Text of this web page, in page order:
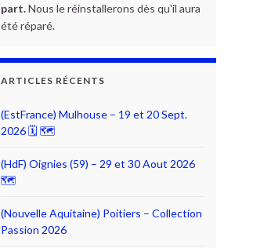
part.Nous le réinstallerons dès qu'il aura
été réparé.
ARTICLES RÉCENTS
(EstFrance) Mulhouse – 19 et 20 Sept.
2026 🗓 🗺
(HdF) Oignies (59) – 29 et 30 Aout 2026
🗺
(Nouvelle Aquitaine) Poitiers – Collection
Passion 2026